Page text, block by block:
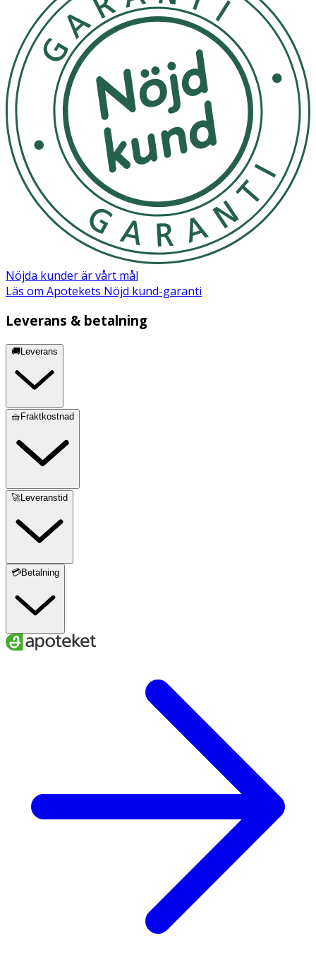
Nöjda kunder är vårt mål
Läs om Apotekets Nöjd kund-garanti
Leverans & betalning
🚚Leverans
🧺Fraktkostnad
🚀Leveranstid
💳Betalning